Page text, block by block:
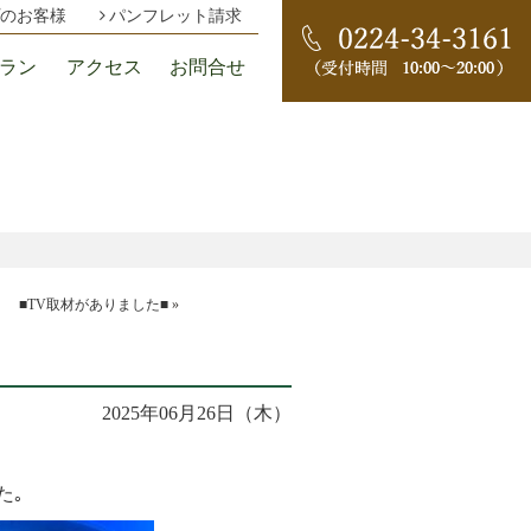
お客様 パンフレット請求
ン アクセス お問合せ
■TV取材がありました■ »
2025年06月26日（木）
｡